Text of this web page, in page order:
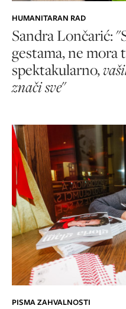
HUMANITARAN RAD
Sandra Lončarić:
gestama, ne mora
spektakularno,
znači sve"
PISMA ZAHVALNOSTI